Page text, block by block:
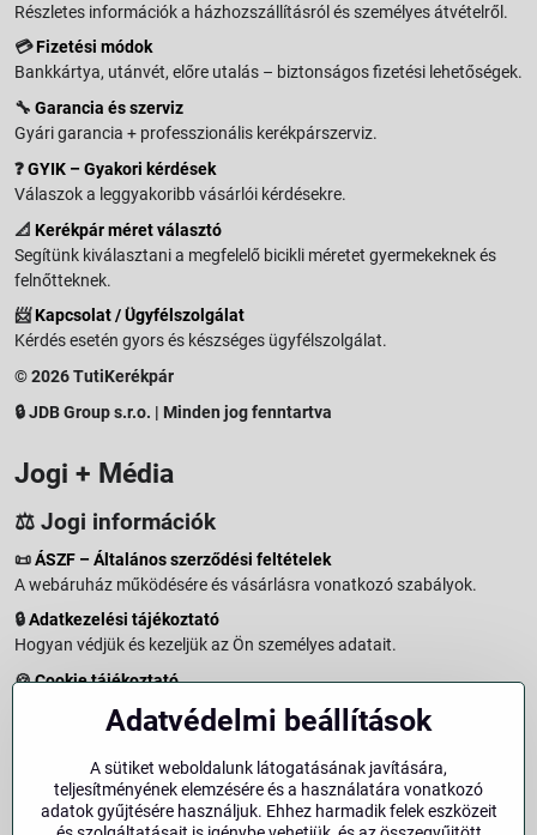
Részletes információk a házhozszállításról és személyes átvételről.
💳Fizetési módok
Bankkártya, utánvét, előre utalás – biztonságos fizetési lehetőségek.
🔧 Garancia és szerviz
Gyári garancia + professzionális kerékpárszerviz.
❓GYIK – Gyakori kérdések
Válaszok a leggyakoribb vásárlói kérdésekre.
📐 Kerékpár méret választó
Segítünk kiválasztani a megfelelő bicikli méretet gyermekeknek és
felnőtteknek.
📨Kapcsolat / Ügyfélszolgálat
Kérdés esetén gyors és készséges ügyfélszolgálat.
© 2026 TutiKerékpár
🔒 JDB Group s.r.o. | Minden jog fenntartva
Jogi + Média
⚖️ Jogi információk
📜ÁSZF – Általános szerződési feltételek
A webáruház működésére és vásárlásra vonatkozó szabályok.
🔒Adatkezelési tájékoztató
Hogyan védjük és kezeljük az Ön személyes adatait.
🍪Cookie tájékoztató
A weboldalon használt sütikről és adatkezelésről.
Vásárlástól való elállás menete és feltételei.
Elállás a szerződéstől
Adatvédelmi beállítások
A sütiket weboldalunk látogatásának javítására,
teljesítményének elemzésére és a használatára vonatkozó
adatok gyűjtésére használjuk. Ehhez harmadik felek eszközeit